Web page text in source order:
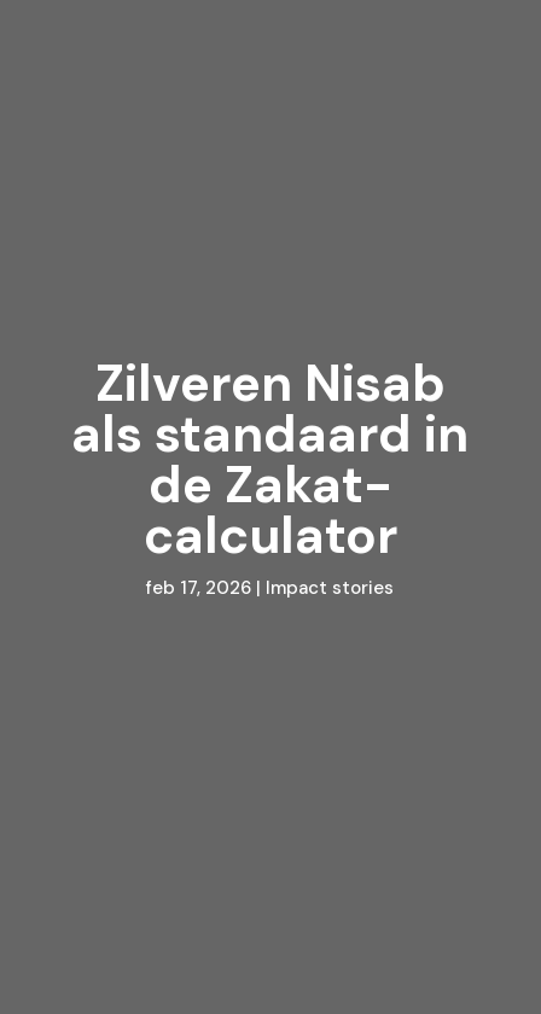
Zilveren Nisab
als standaard in
de Zakat-
calculator
feb 17, 2026 | Impact stories